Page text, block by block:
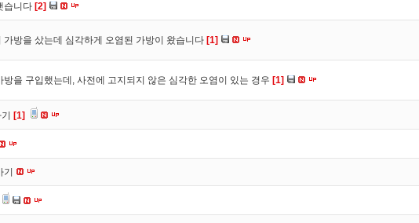
습니다 [2]
가방을 샀는데 심각하게 오염된 가방이 왔습니다 [1]
방을 구입했는데, 사전에 고지되지 않은 심각한 오염이 있는 경우 [1]
[1]